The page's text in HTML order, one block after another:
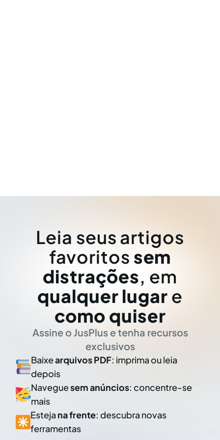
Leia seus artigos
favoritos sem
distrações, em
qualquer lugar e
como quiser
Assine o JusPlus e tenha recursos
exclusivos
Baixearquivos PDF: imprima ou leia
depois
Naveguesem anúncios: concentre-se
mais
Esteja na frente: descubra novas
ferramentas